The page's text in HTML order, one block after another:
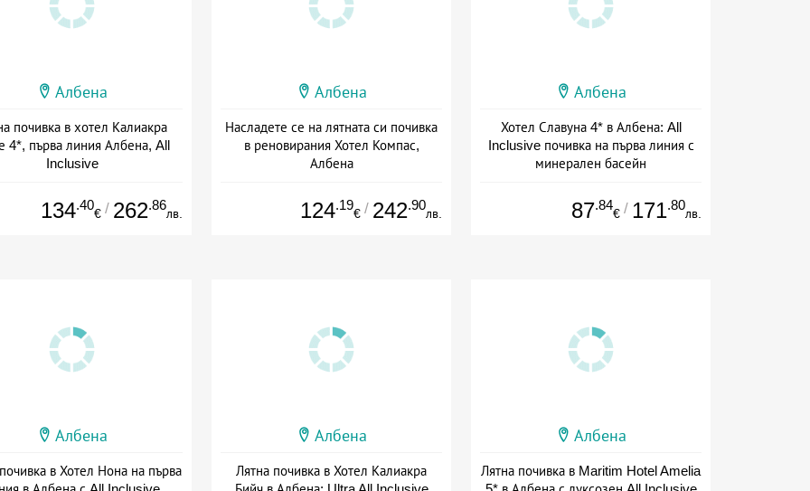
Албена
почивка в хотел Калиакра
4*, първа линия Албена, All
Inclusive
134.40
€ / 262.86
лв.
Албена
Насладете се на лятната си почивка
в реновирания Хотел Компас,
Албена
124.19
€ / 242.90
лв.
Албена
Хотел Славуна 4* в Албена: All
Inclusive почивка на първа линия с
минерален басейн
87.84
€ / 171.80
лв.
Албена
в Хотел Нона на първа
Албена
Лятна почивка в Хотел Калиакра
Албена
Лятна почивка в Maritim Hotel Amelia